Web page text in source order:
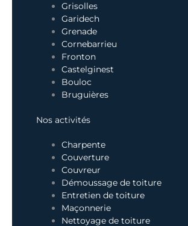
Grisolles
Garidech
Grenade
Cornebarrieu
Fronton
Castelginest
Bouloc
Bruguières
Nos activités
Charpente
Couverture
Couvreur
Démoussage de toiture
Entretien de toiture
Maçonnerie
Nettoyage de toiture